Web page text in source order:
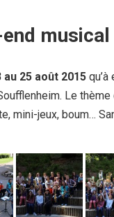
au 25 août 2015
Le
mini-jeux, boum…